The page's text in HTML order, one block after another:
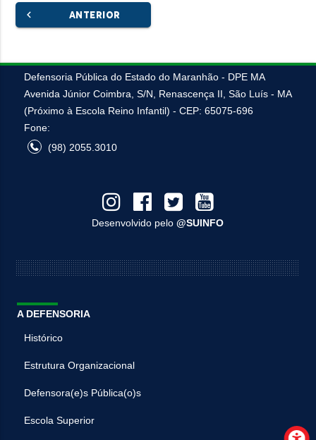
chevron_left ANTERIOR
Defensoria Pública do Estado do Maranhão - DPE MA
Avenida Júnior Coimbra, S/N, Renascença II, São Luís - MA
(Próximo à Escola Reino Infantil) - CEP: 65075-696
Fone:
(98) 2055.3010
Desenvolvido pelo@SUINFO
A DEFENSORIA
Histórico
Estrutura Organizacional
Defensora(e)s Pública(o)s
Escola Superior